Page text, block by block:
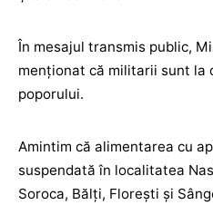
În mesajul transmis public,
menționat că militarii sunt la
poporului.
Amintim că alimentarea cu
suspendată în localitatea
Soroca, Bălți, Florești și